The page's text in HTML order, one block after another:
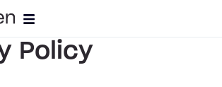
Policy